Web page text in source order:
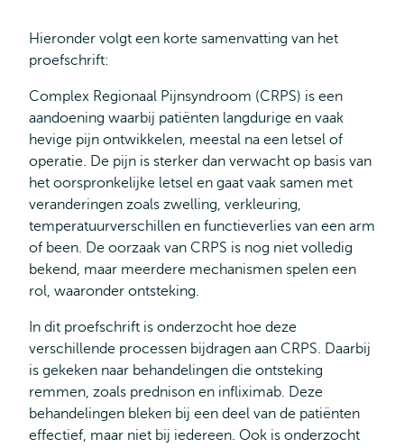
Hieronder volgt een korte samenvatting van het
proefschrift:
Complex Regionaal Pijnsyndroom (CRPS) is een
aandoening waarbij patiënten langdurige en vaak
hevige pijn ontwikkelen, meestal na een letsel of
operatie. De pijn is sterker dan verwacht op basis van
het oorspronkelijke letsel en gaat vaak samen met
veranderingen zoals zwelling, verkleuring,
temperatuurverschillen en functieverlies van een arm
of been. De oorzaak van CRPS is nog niet volledig
bekend, maar meerdere mechanismen spelen een
rol, waaronder ontsteking.
In dit proefschrift is onderzocht hoe deze
verschillende processen bijdragen aan CRPS. Daarbij
is gekeken naar behandelingen die ontsteking
remmen, zoals prednison en infliximab. Deze
behandelingen bleken bij een deel van de patiënten
effectief, maar niet bij iedereen. Ook is onderzocht